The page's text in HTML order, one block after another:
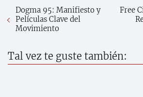
Dogma 95: Manifiesto y
Películas Clave del
Movimiento
Free
Tal vez te guste también: